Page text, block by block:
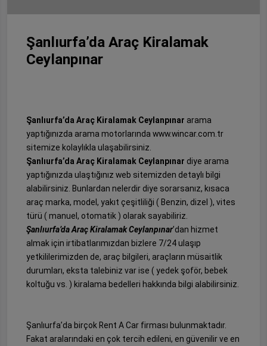
Şanlıurfa’da Araç Kiralamak
Ceylanpınar
Şanlıurfa’da Araç Kiralamak Ceylanpınar arama
yaptığınızda arama motorlarında www.wincar.com.tr
sitemize kolaylıkla ulaşabilirsiniz.
Şanlıurfa’da Araç Kiralamak Ceylanpınar diye arama
yaptığınızda ulaştığınız web sitemizden detaylı bilgi
alabilirsiniz. Bunlardan nelerdir diye sorarsanız, kısaca
araç marka, model, yakıt çeşitliliği ( Benzin, dizel ), vites
türü ( manuel, otomatik ) olarak sayabiliriz.
Şanlıurfa’da Araç Kiralamak Ceylanpınar’dan hizmet
almak için irtibatlarımızdan bizlere 7/24 ulaşıp
yetkililerimizden de, araç bilgileri, araçların müsaitlik
durumları, eksta talebiniz var ise ( yedek şoför, bebek
koltuğu vs. ) kiralama bedelleri hakkında bilgi alabilirsiniz.
Şanlıurfa’da birçok Rent A Car firması bulunmaktadır.
Fakat aralarındaki en çok tercih edileni, en güvenilir ve en